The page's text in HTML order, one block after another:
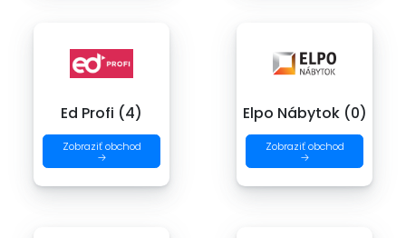
Ed Profi (4)
Zobraziť obchod
→
Elpo Nábytok (0)
Zobraziť obchod
→